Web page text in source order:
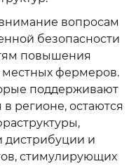
вопросам
безопасности
повышения
местных фермеров.
поддерживают
регионе, остаются
дистрибуции и
стимулирующих